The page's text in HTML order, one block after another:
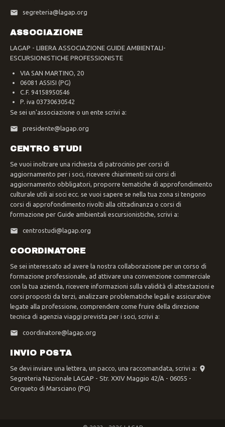
segreteria@lagap.org
ASSOCIAZIONE
LAGAP - LIBERA ASSOCIAZIONE GUIDE AMBIENTALI-
ESCURSIONISTICHE PROFESSIONISTE
VIA SAN MARTINO, 20
06081 ASSISI (PG)
C.F. 94158950546
P. iva 03730630542
Se sei un'associazione o un ente scrivi a:
presidente@lagap.org
CENTRO STUDI
Se vuoi inoltrare una richiesta di patrocinio per corsi di
aggiornamento per i soci, ricevere chiarimenti sui corsi di
aggiornamento obbligatori, proporre tematiche di approfondimento
culturale utili ai soci ecc. se vuoi sapere se nella tua zona si tengono
corsi di approfondimento rivolti alla cittadinanza o corsi di
formazione per Guide ambientali escursionistiche, scrivi a:
centrostudi@lagap.org
COORDINATORE
Se sei interessato ad avere la nostra collaborazione per un corso di
formazione professionale, ad attivare una convenzione commerciale
con la tua azienda, ricevere informazioni sulla validità di attestazioni e
corsi proposti da terzi, analizzare problematiche legali e assicurative
legate alla professione, comprendere come fruire della direzione
tecnica di agenzia viaggi prevista per i soci, scrivi a:
coordinatore@lagap.org
INVIO POSTA
Se devi inviare una lettera, un pacco, una raccomandata, scrivi a:
Segreteria Nazionale LAGAP - Str. XXIV Maggio 42/A - 06055 -
Cerqueto di Marsciano (PG)